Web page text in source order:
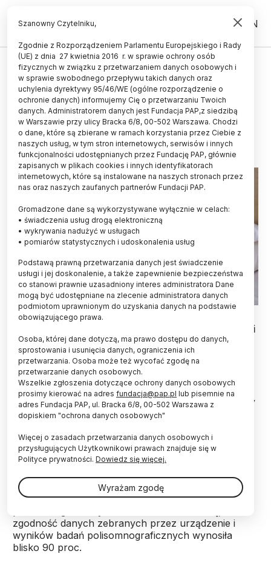
PL EN
ŚWIAT
Plaster wykrywający bezdech
senny
06.06.2017
aktualizacja: 06.06.2017
1 minuta czytania
Naukowcy opracowali małe, przyklejane na czoło i
nos urządzenie, pozwalające skutecznie
wykrywać bezdech senny w warunkach
domowych - informuje pismo "Sleep".
Stworzone przez naukowców z amerykańskiej firmy
Somnarus Inc. urządzenie waży mniej niż 30
zatokach przynosowych, saturacji krwi, tętna,
wysiłku oddechowego, czasu snu i pozycji ciała.
Naukowcy poddali analizie jednocześnie dane
zebrane przez plaster i wyniki badań
zgodność danych zebranych przez urządzenie i
wyników badań polisomnograficznych wynosiła
blisko 90 proc.
Szanowny Czytelniku,
Zgodnie z Rozporządzeniem Parlamentu Europejskiego i Rady
(UE) z dnia 27 kwietnia 2016 r. w sprawie ochrony osób
fizycznych w związku z przetwarzaniem danych osobowych i
w sprawie swobodnego przepływu takich danych oraz
uchylenia dyrektywy 95/46/WE (ogólne rozporządzenie o
ochronie danych) informujemy Cię o przetwarzaniu Twoich
danych. Administratorem danych jest Fundacja PAP,z siedzibą
w Warszawie przy ulicy Bracka 6/8, 00-502 Warszawa. Chodzi
o dane, które są zbierane w ramach korzystania przez Ciebie z
naszych usług, w tym stron internetowych, serwisów i innych
funkcjonalności udostępnianych przez Fundację PAP, głównie
zapisanych w plikach cookies i innych identyfikatorach
internetowych, które są instalowane na naszych stronach przez
nas oraz naszych zaufanych partnerów Fundacji PAP.
Gromadzone dane są wykorzystywane wyłącznie w celach:
• świadczenia usług drogą elektroniczną
• wykrywania nadużyć w usługach
• pomiarów statystycznych i udoskonalenia usług
Podstawą prawną przetwarzania danych jest świadczenie
usługi i jej doskonalenie, a także zapewnienie bezpieczeństwa
co stanowi prawnie uzasadniony interes administratora Dane
mogą być udostępniane na zlecenie administratora danych
podmiotom uprawnionym do uzyskania danych na podstawie
obowiązującego prawa.
Osoba, której dane dotyczą, ma prawo dostępu do danych,
sprostowania i usunięcia danych, ograniczenia ich
przetwarzania. Osoba może też wycofać zgodę na
przetwarzanie danych osobowych.
Wszelkie zgłoszenia dotyczące ochrony danych osobowych
prosimy kierować na adres fundacja@pap.pl lub pisemnie na
adres Fundacja PAP, ul. Bracka 6/8, 00-502 Warszawa z
dopiskiem "ochrona danych osobowych"
Więcej o zasadach przetwarzania danych osobowych i
przysługujących Użytkownikowi prawach znajduje się w
Polityce prywatności. Dowiedz się więcej.
Wyrażam zgodę